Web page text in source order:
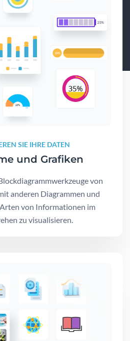
SIE IHRE DATEN
und Grafiken
von
anderen Diagrammen und
von Informationen im
zu visualisieren.